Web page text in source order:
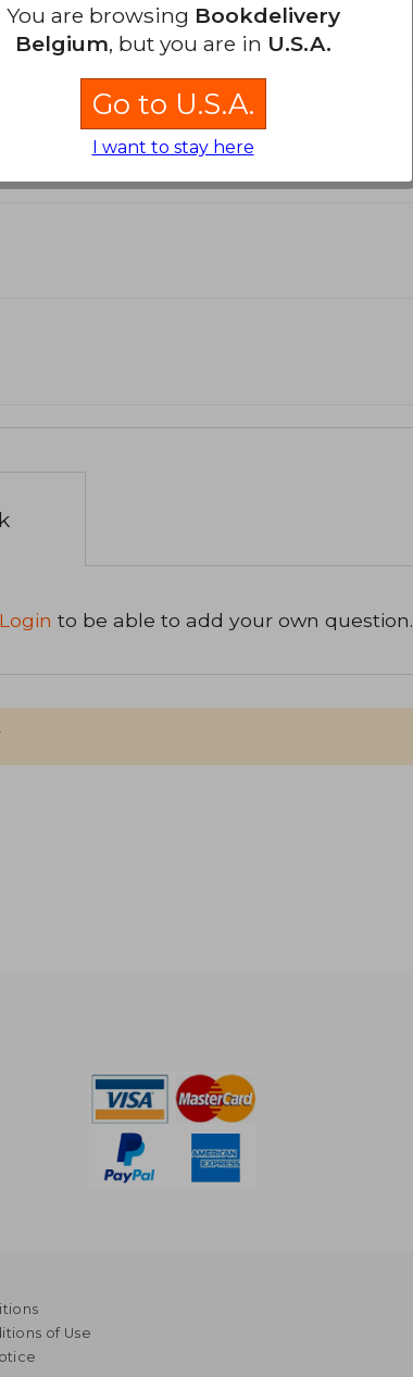
Login to be able to add your own question.
of Use
You are browsing Bookdelivery
Belgium, but you are in U.S.A.
Go to U.S.A.
I want to stay here